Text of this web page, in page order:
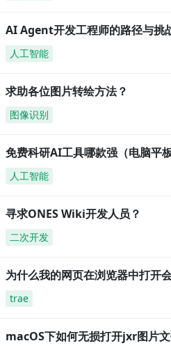
AI Agent开发工程师的路径与挑
人工智能
求助各位图片转绘方法？
图像识别
免费科研AI工具哪款强（电脑平
人工智能
寻求ONES Wiki开发人员？
二次开发
为什么我的网页在浏览器中打开
trae
macOS下如何无损打开jxr图片文